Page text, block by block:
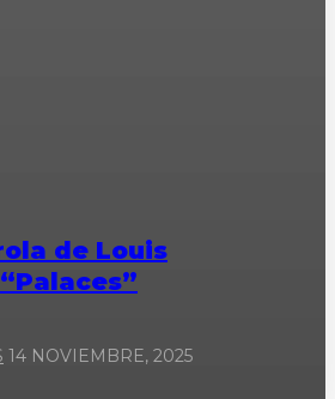
de Louis
14 NOVIEMBRE, 2025